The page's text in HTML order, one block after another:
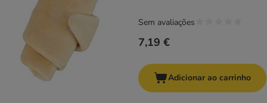
7,19 €
Sem avaliações
Adicionar ao carrinho